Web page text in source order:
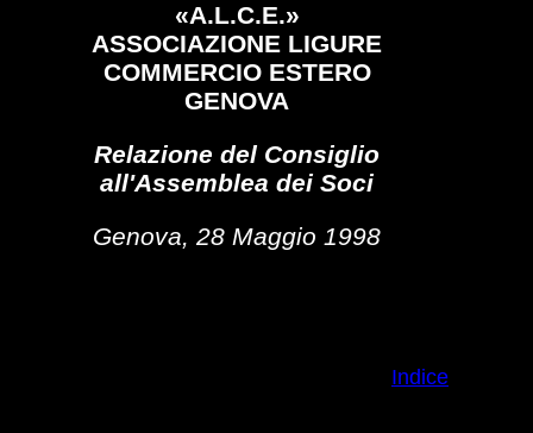
«A.L.C.E.»
ASSOCIAZIONE LIGURE
COMMERCIO ESTERO
GENOVA
Relazione del Consiglio
all'Assemblea dei Soci
Genova, 28 Maggio 1998
Indice